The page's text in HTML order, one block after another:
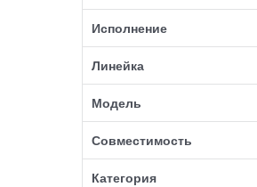
Исполнение
Линейка
Модель
Совместимость
Категория